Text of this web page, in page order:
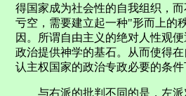
得国家成为社会性的自我组织，
亏空，需要建立起一种"形而上的
因。所谓自由主义的绝对人性观
政治提供神学的基石。从而使得
认主权国家的政治专政必要的条
与右派的批判不同的是，左派